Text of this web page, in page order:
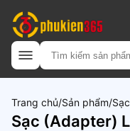
Trang chủ Sản phẩm
Sạc (Adapter)